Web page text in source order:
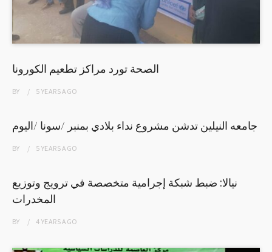
الصحة تورد مراكز تطعيم الكورونا
BY 5 YEARSAGO
جامعه النيلين تدشن مشروع نداء بلادي بمنبر /سونا /اليوم
BY 5 YEARSAGO
نيالا: ضبط شبكة إجرامية متخصصة في ترويج وتوزيع
المخدرات
BY 4 YEARSAGO